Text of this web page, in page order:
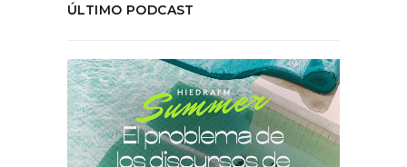
ÚLTIMO PODCAST